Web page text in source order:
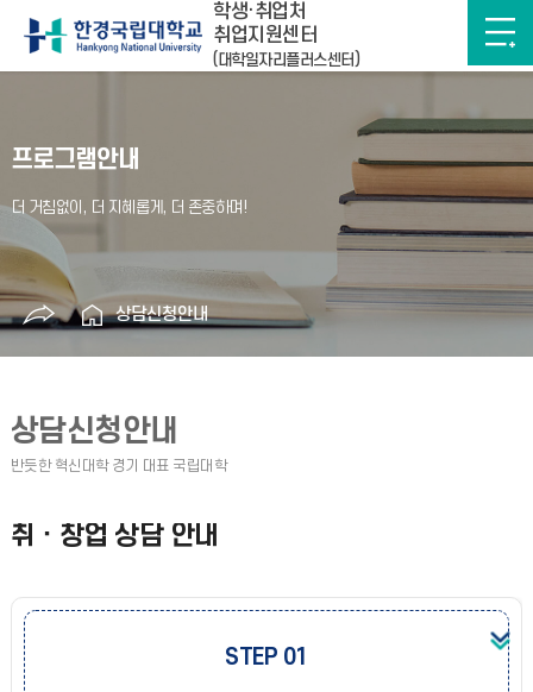
학생·취업처
취업지원센터
(대학일자리플러스센터)
프로그램안내
상담신청안내
상담신청안내
취ㆍ창업 상담 안내
STEP 01